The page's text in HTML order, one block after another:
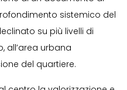
sistemico del
su più livelli di
all’area urbana
del quartiere.